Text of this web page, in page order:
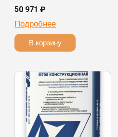
50 971 ₽
Подробнее
В корзину